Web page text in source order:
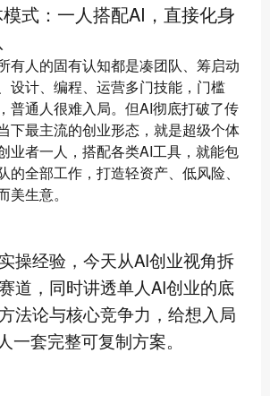
式：一人搭配AI，直接化身
有人的固有认知都是凑团队、筹启动
设计、编程、运营多门技能，门槛
普通人很难入局。但AI彻底打破了传
下最主流的创业形态，就是超级个体
业者一人，搭配各类AI工具，就能包
的全部工作，打造轻资产、低风险、
生意。
操经验，今天从AI创业视角拆
道，同时讲透单人AI创业的底
法论与核心竞争力，给想入局
一套完整可复制方案。